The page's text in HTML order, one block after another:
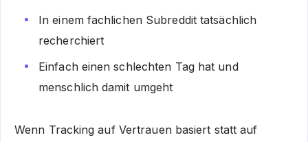
In einem fachlichen Subreddit tatsächlich
recherchiert
Einfach einen schlechten Tag hat und
menschlich damit umgeht
Wenn Tracking auf Vertrauen basiert statt auf